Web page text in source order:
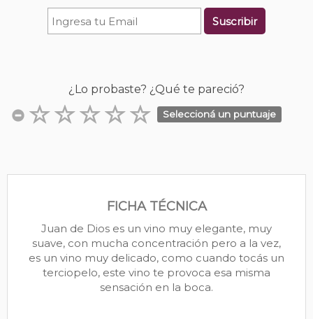
Suscribir
¿Lo probaste? ¿Qué te pareció?
Seleccioná un puntuaje
FICHA TÉCNICA
Juan de Dios es un vino muy elegante, muy
suave, con mucha concentración pero a la vez,
es un vino muy delicado, como cuando tocás un
terciopelo, este vino te provoca esa misma
sensación en la boca.